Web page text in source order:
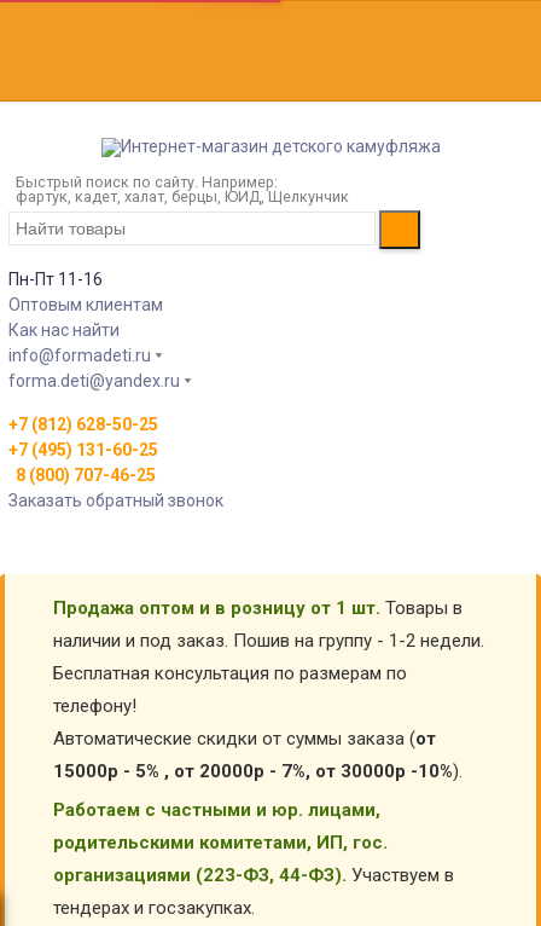
Быстрый поиск по сайту. Например:
фартук, кадет, халат, берцы, ЮИД, Щелкунчик
Пн-Пт 11-16
Оптовым клиентам
Как нас найти
info@formadeti.ru
forma.deti@yandex.ru
+7 (812) 628-50-25
+7 (495) 131-60-25
8 (800) 707-46-25
Заказать обратный звонок
Продажа оптом и в розницу от 1 шт. Товары в
наличии и под заказ. Пошив на группу - 1-2 недели.
Бесплатная консультация по размерам по
телефону!
Автоматические скидки от суммы заказа (от
15000р - 5% , от 20000р - 7%, от 30000р -10%).
Работаем с частными и юр. лицами,
родительскими комитетами, ИП, гос.
организациями (223-ФЗ, 44-ФЗ). Участвуем в
тендерах и госзакупках.